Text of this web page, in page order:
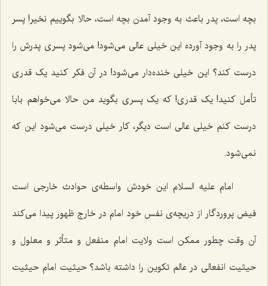
بچه است، پدر باعث به وجود آمدن بچه است، حالا بگوییم نخیر! پسر
پدر را به وجود آورده این خیلی عالی می‌شود! می‌شود پسری پدرش را
درست کند؟ این خیلی خنده‌دار می‌شود! در آن فکر کنید یک قدری
تأمل کنید! یک قدری! که یک پسری بگوید من حالا می‌خواهم بابا
درست کنم خیلی عالی است دیگر، کار خیلی درست می‌شود این که
نمی‌شود.
امام علیه السلام این خودش واسطه‌ی حوادث خارجی است
فیض پروردگار از دریچه‌ی نفس خود امام در خارج ظهور پیدا می‌کند
آن وقت چطور ممکن است ولایت امام منفعل و متأثر و معلول و
حیثیت انفعالی در عالم تکوین را داشته باشد؟ حیثیت امام حیثیت